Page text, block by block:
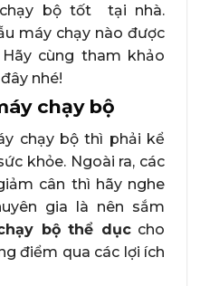
bộ tốt tại nhà.
máy chạy nào được
cùng tham khảo
nhé!
chạy bộ
chạy bộ thì phải kể
khỏe. Ngoài ra, các
cân thì hãy nghe
gia là nên sắm
bộ thể dụccho
điểm qua các lợi ích